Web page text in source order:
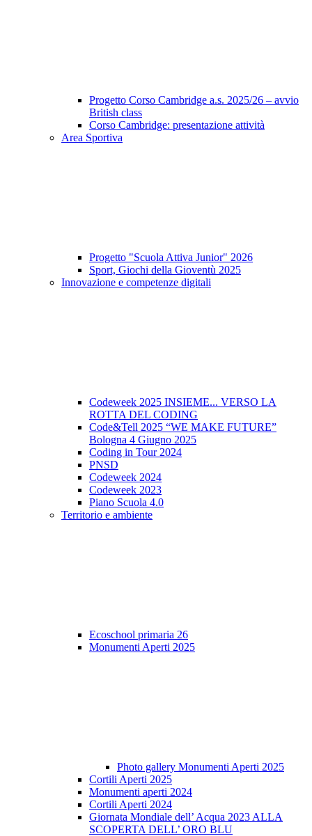
Progetto Corso Cambridge a.s. 2025/26 – avvio
British class
Corso Cambridge: presentazione attività
Area Sportiva
Progetto "Scuola Attiva Junior" 2026
Sport, Giochi della Gioventù 2025
Innovazione e competenze digitali
Codeweek 2025 INSIEME... VERSO LA
ROTTA DEL CODING
Code&Tell 2025 “WE MAKE FUTURE”
Bologna 4 Giugno 2025
Coding in Tour 2024
PNSD
Codeweek 2024
Codeweek 2023
Piano Scuola 4.0
Territorio e ambiente
Ecoschool primaria 26
Monumenti Aperti 2025
Photo gallery Monumenti Aperti 2025
Cortili Aperti 2025
Monumenti aperti 2024
Cortili Aperti 2024
Giornata Mondiale dell’ Acqua 2023 ALLA
SCOPERTA DELL’ ORO BLU